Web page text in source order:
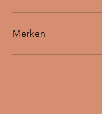
€ 10
Merken
Gemstone Journey